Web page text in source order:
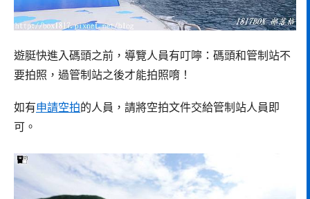
遊脡快進入碼頭之前，導覽人員有叮嚀：碼頭和管制站不
要拍照，過管制站之後才能拍照唷！
如有申請空拍的人員，請將空拍文件交給管制站人員即
可。